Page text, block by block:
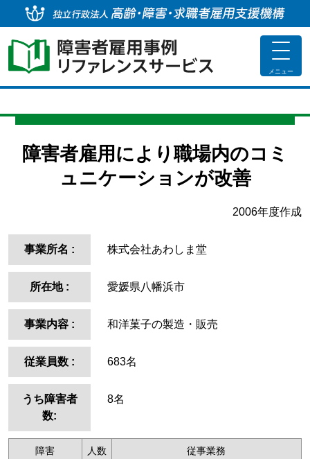
toggle
メニュー
障害者雇用により職場内のコミ
ュニケーションが改善
2006年度作成
事業所名 : 株式会社あわしま堂
所在地: 愛媛県八幡浜市
事業内容 : 和洋菓子の製造・販売
従業員数 : 683名
うち障害者
数:
8名
障害 人数 従事業務